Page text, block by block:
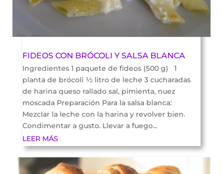
FIDEOS CON BRÓCOLI Y SALSA BLANCA
Ingredientes 1 paquete de fideos (500 g) 1
planta de brócoli ½ litro de leche 3 cucharadas
de harina queso rallado sal, pimienta, nuez
moscada Preparación Para la salsa blanca:
Mezclar la leche con la harina y revolver bien.
Condimentar a gusto. Llevar a fuego...
LEER MÁS